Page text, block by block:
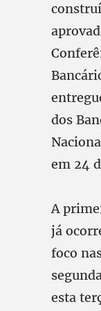
dos
em 24
A
já
foco
esta